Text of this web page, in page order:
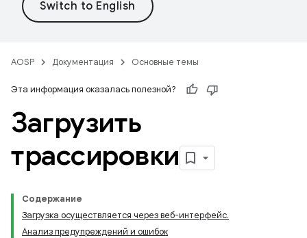
AOSP Документация Основные темы
Эта информация оказалась полезной?
Загрузить
трассировки
Содержание
Загрузка осуществляется через веб-интерфейс.
Анализ предупреждений и ошибок